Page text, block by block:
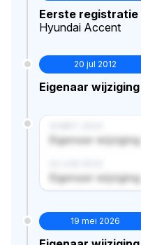
Eerste registratie
Hyundai Accent
20 jul 2012
Eigenaar wijziging
Eigenaar wijziging
Eigenaar wijziging
19 mei 2026